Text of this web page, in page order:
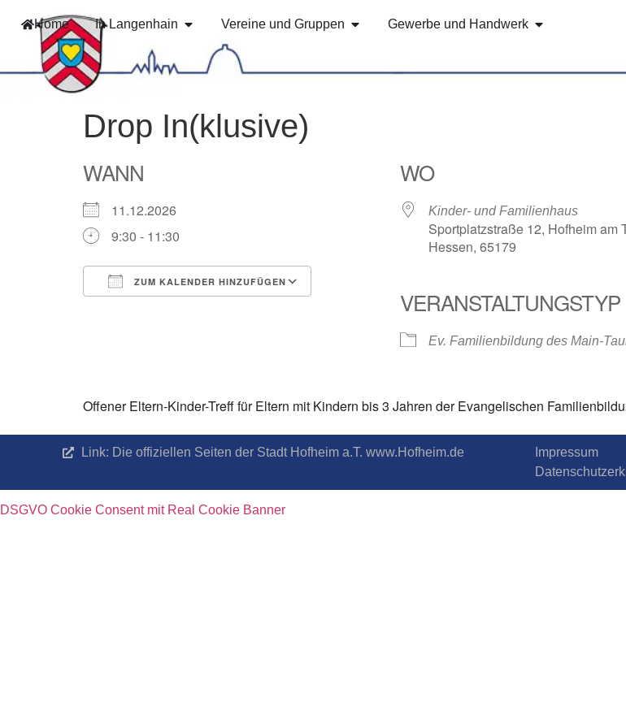
Home In Langenhain Vereine und Gruppen Gewerbe und Handwerk
Drop In(klusive)
WANN
11.12.2026
9:30 - 11:30
ZUM KALENDER HINZUFÜGEN
Google Kalender iCalendar
WO
Kinder- und Familienhaus
Sportplatzstraße 12, Hofheim am
Hessen, 65179
VERANSTALTUNGSTYP
Ev. Familienbildung des Main-
Offener Eltern-Kinder-Treff für Eltern mit Kindern bis 3 Jahren der Evangelischen
Link: Die offiziellen Seiten der Stadt Hofheim a.T. www.Hofheim.de
Impressum
DSGVO Cookie Consent mit Real Cookie Banner